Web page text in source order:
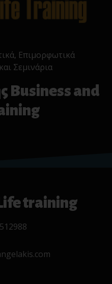
Επιμορφωτικά
Σεμινάρια
Business and
training